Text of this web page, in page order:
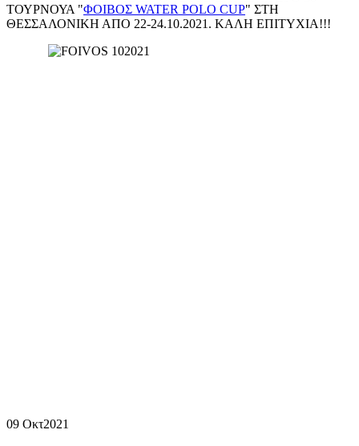
ΤΟΥΡΝΟΥΑ "ΦΟΙΒΟΣ WATER POLO CUP" ΣΤΗ
ΘΕΣΣΑΛΟΝΙΚΗ ΑΠΟ 22-24.10.2021. ΚΑΛΗ ΕΠΙΤΥΧΙΑ!!!
09 Οκτ2021